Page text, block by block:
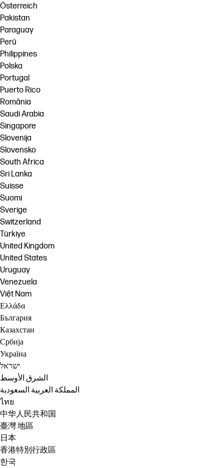
Österreich
Pakistan
Paraguay
Perú
Philippines
Polska
Portugal
Puerto Rico
România
Saudi Arabia
Singapore
Slovenija
Slovensko
South Africa
Sri Lanka
Suisse
Suomi
Sverige
Switzerland
Türkiye
United Kingdom
United States
Uruguay
Venezuela
Việt Nam
Ελλάδα
България
Казахстан
Србија
Україна
ישראל
الشرق الأوسط
المملكة العربية السعودية
ไทย
中华人民共和国
臺灣 地區
日本
香港特別行政區
한국